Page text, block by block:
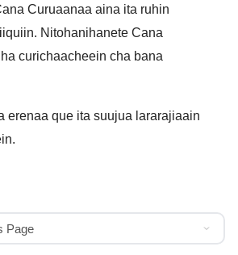
Curuaanaa aina ita ruhin
Nitohanihanete Cana
curichaacheein cha bana
erenaa que ita suujua lararajiaain
Page